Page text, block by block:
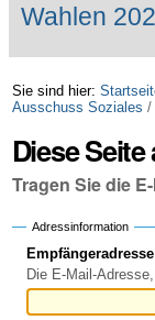
Wahlen
Sie sind hier:
Ausschuss Soziales /
Diese
Tragen Sie die
Adressinformation
Die E-Mail-